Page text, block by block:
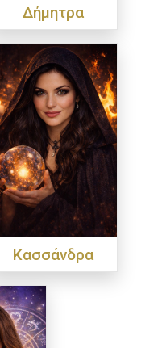
Δήμητρα
Κασσάνδρα